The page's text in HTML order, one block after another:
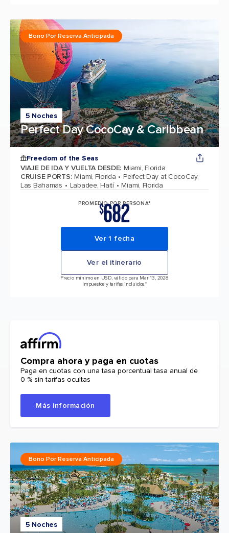
5 Noches
Perfect Day CocoCay & Caribbean
Bono Por Reserva Anticipada
Freedom of the Seas
VIAJE DE IDA Y VUELTA DESDE: Miami, Florida
CRUISE PORTS: Miami, Florida
Perfect Day at CocoCay,
Las Bahamas
Labadee, Haití Miami, Florida
PROMEDIO POR PERSONA*
$682
Ver 1 fecha
Ver el itinerario
Precio mínimo en USD, válido para Mar 13, 2028
Impuestos y tarifas incluidos.*
Compra ahora y paga en cuotas
Paga en cuotas con una tasa porcentual tasa anual de
0 % sin tarifas ocultas
Más información
5 Noches
Bono Por Reserva Anticipada